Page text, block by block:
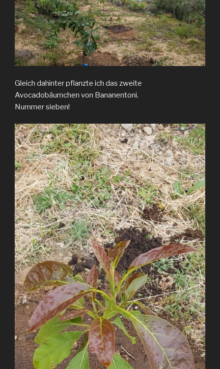
Gleich dahinter pflanzte ich das zweite
Avocadobäumchen von Bananentoni.
Nummer sieben!